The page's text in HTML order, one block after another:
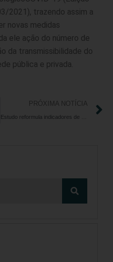
2021), trazendo assim a
novas medidas
ele ação do número de
da transmissibilidade do
pública e privada.
PRÓXIMA NOTÍCIA